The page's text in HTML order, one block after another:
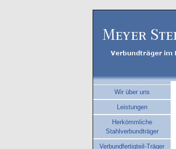
Wir über uns
Leistungen
Herkömmliche
Stahlverbundträger
Verbundfertigteil-Träger